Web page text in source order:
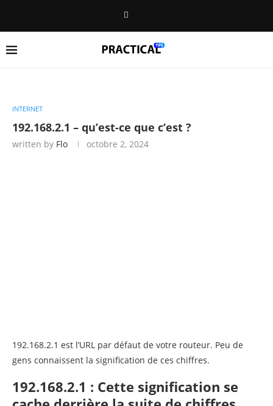
INTERNET
192.168.2.1 – qu’est-ce que c’est ?
written by Flo octobre 2, 2024
192.168.2.1 est l’URL par défaut de votre routeur. Peu de
gens connaissent la signification de ces chiffres.
192.168.2.1 : Cette signification se